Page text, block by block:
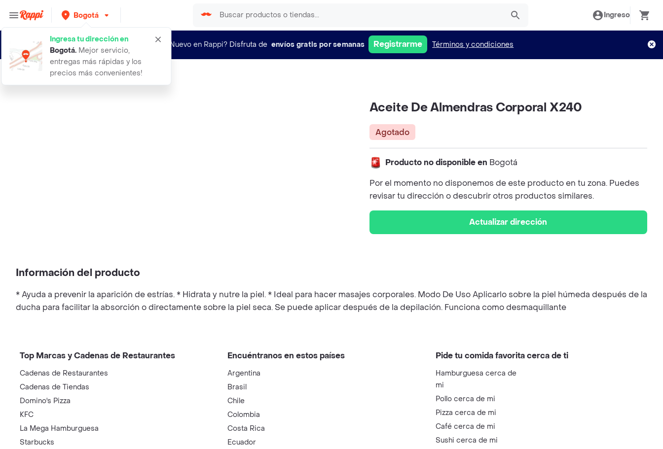
Bogotá
Ingresa tu dirección en
Bogotá. Mejor servicio,
entregas más rápidas y los
precios más convenientes!
Ingreso
¿Nuevo en Rappi? Disfruta de envíos gratis por semanas Registrarme Términos y condiciones
aceite de almendras corporal x240
Aceite De Almendras Corporal X240
Agotado
Producto no disponible en Bogotá
Por el momento no disponemos de este producto en tu zona. Puedes
revisar tu dirección o descubrir otros productos similares.
Actualizar dirección
Información del producto
* Ayuda a prevenir la aparición de estrías. * Hidrata y nutre la piel. * Ideal para hacer masajes corporales. Modo De Uso Aplicarlo sobre la piel húmeda después de la
ducha para facilitar la absorción o directamente sobre la piel seca. Se puede aplicar después de la depilación. Funciona como desmaquillante
Top Marcas y Cadenas de Restaurantes
Cadenas de Restaurantes
Cadenas de Tiendas
Domino's Pizza
KFC
La Mega Hamburguesa
Starbucks
Encuéntranos en estos países
Argentina
Brasil
Chile
Colombia
Costa Rica
Ecuador
Pide tu comida favorita cerca de ti
Hamburguesa cerca de
mi
Pollo cerca de mi
Pizza cerca de mi
Café cerca de mi
Sushi cerca de mi